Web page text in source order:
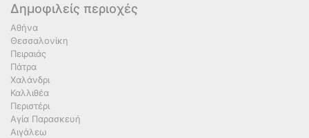
Δημοφιλείς περιοχές
Αθήνα
Θεσσαλονίκη
Πειραιάς
Πάτρα
Χαλάνδρι
Καλλιθέα
Περιστέρι
Αγία Παρασκευή
Αιγάλεω